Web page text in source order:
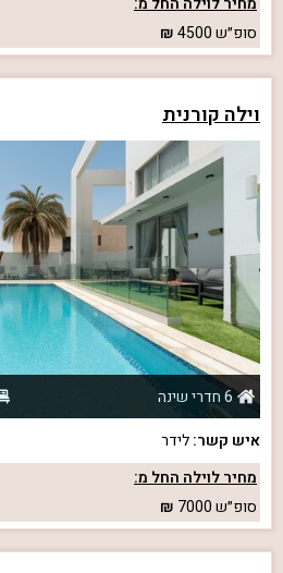
סופ״ש4500
וילה קורנית
6 חדרי שינה
איש קשר:לידר
מחיר לוילה החל מ:
סופ״ש7000